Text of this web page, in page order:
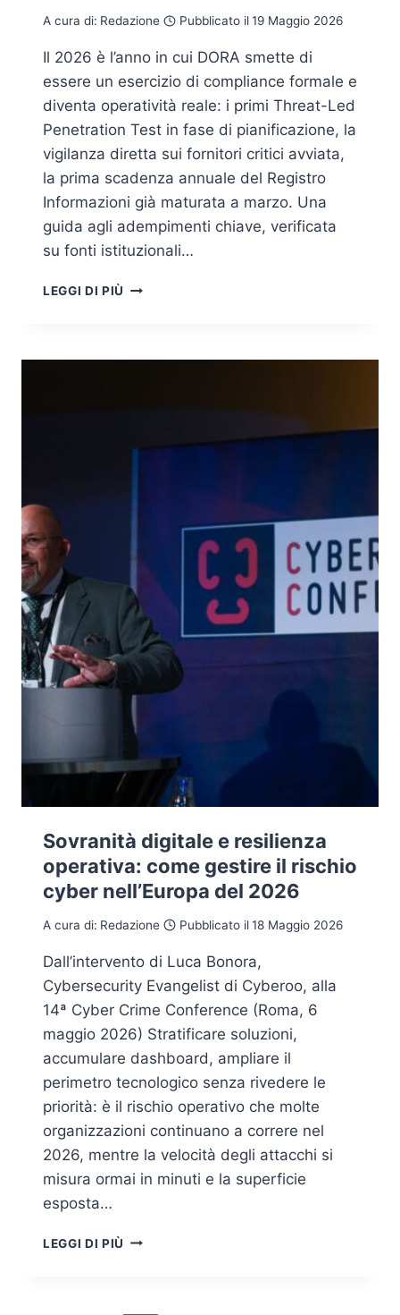
A cura di: Redazione Pubblicato il19 Maggio 2026
Il 2026 è l’anno in cui DORA smette di
essere un esercizio di compliance formale e
diventa operatività reale: i primi Threat-Led
Penetration Test in fase di pianificazione, la
vigilanza diretta sui fornitori critici avviata,
la prima scadenza annuale del Registro
Informazioni già maturata a marzo. Una
guida agli adempimenti chiave, verificata
su fonti istituzionali…
LEGGI DI PIÙ ADEMPIMENTI
COMPLETA
Sovranità digitale e resilienza
operativa: come gestire il rischio
cyber nell’Europa del 2026
A cura di: Redazione Pubblicato il18 Maggio 2026
Dall’intervento di Luca Bonora,
Cybersecurity Evangelist di Cyberoo, alla
14ª Cyber Crime Conference (Roma, 6
maggio 2026) Stratificare soluzioni,
accumulare dashboard, ampliare il
perimetro tecnologico senza rivedere le
priorità: è il rischio operativo che molte
organizzazioni continuano a correre nel
2026, mentre la velocità degli attacchi si
misura ormai in minuti e la superficie
esposta…
LEGGI DI PIÙ SOVRANITÀ